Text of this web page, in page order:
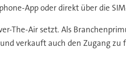
App oder direkt über die
The-Air setzt. Als
verkauft auch den Zugang